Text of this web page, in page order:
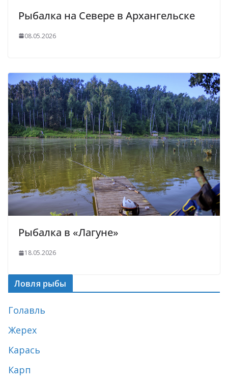
Рыбалка на Севере в Архангельске
08.05.2026
Рыбалка в «Лагуне»
18.05.2026
Ловля рыбы
Голавль
Жерех
Карась
Карп